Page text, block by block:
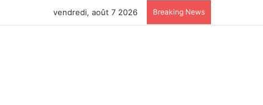
vendredi, août 7 2026 Breaking News